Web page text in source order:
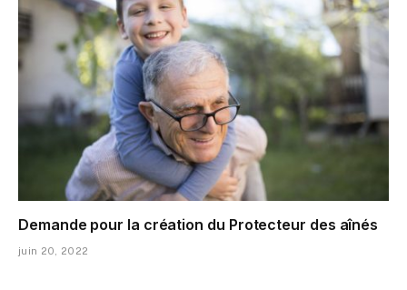
Demande pour la création du Protecteur des aînés
juin 20, 2022